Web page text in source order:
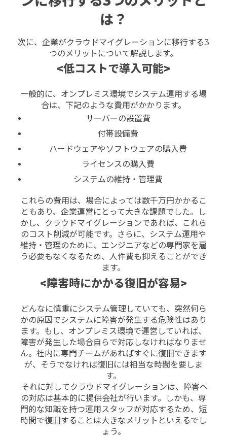
は？
次に、企業がクラウドマイグレーションに移行する3
つのメリットについて解説します。
<低コストで導入可能>
一般的に、オンプレミス環境でシステム運用する場
合は、下記のような費用がかかります。
サーバーの設置費
付帯設備費
ハードウェアやソフトウェアの購入費
ライセンスの購入費
システムの維持・管理費
これらの費用は、場合によっては数千万円かかるこ
ともあり、企業運営にとって大きな課題でした。
し
かし、クラウドマイグレーションであれば、これら
のコスト削減が可能です。さらに、システム運用や
維持・管理のために、エンジニアなどの専門家を雇
う必要もなくなるため、人件費も抑えることができ
ます。
<障害時にかかる復旧が容易>
どんなに慎重にシステム管理していても、突然何ら
かの原因でシステムに障害が発生する危険性はあり
ます。 もし、オンプレミス環境で運営していれば、
障害が発生した場合自らで対応しなければなりませ
ん。社内に専門チームがあればすぐに復旧できます
が、そうでなければ復旧には相当な時間を要しま
す。
それに対してクラウドマイグレーションは、障害へ
の対応は基本的に提供会社が行います。しかも、専
門的な知識を持つ運用スタッフが対応するため、短
時間で復旧することは大きなメリットといえるでし
ょう。